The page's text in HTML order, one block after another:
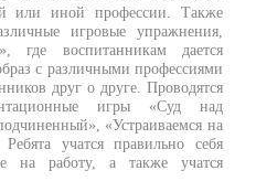
или иной профессии. Также
игровые упражнения,
где воспитанникам дается
с различными профессиями
друг о друге. Проводятся
игры «Суд над
«Устраиваемся на
учатся правильно себя
на работу, а также учатся